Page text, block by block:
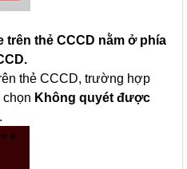
trên thẻ CCCD nằm ở phía
thẻ CCCD, trường hợp
Không quyét được